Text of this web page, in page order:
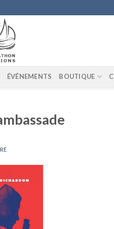
ÉVÉNEMENTS BOUTIQUE